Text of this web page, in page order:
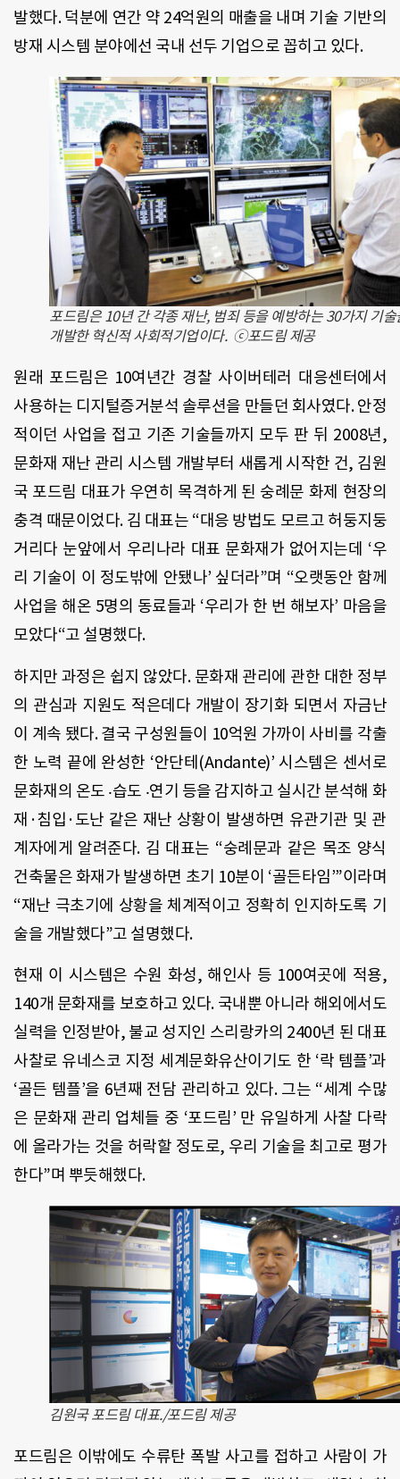
발했다. 덕분에 연간 약 24억원의 매출을 내며 기술 기반의
방재 시스템 분야에선 국내 선두 기업으로 꼽히고 있다.
포드림은 10년 간 각종 재난, 범죄 등을 예방하는 30가지 기술
개발한 혁신적 사회적기업이다. ⓒ포드림 제공
원래 포드림은 10여년간 경찰 사이버테러 대응센터에서
사용하는 디지털증거분석 솔루션을 만들던 회사였다. 안정
적이던 사업을 접고 기존 기술들까지 모두 판 뒤 2008년,
문화재 재난 관리 시스템 개발부터 새롭게 시작한 건, 김원
국 포드림 대표가 우연히 목격하게 된 숭례문 화제 현장의
충격 때문이었다. 김 대표는 “대응 방법도 모르고 허둥지둥
거리다 눈앞에서 우리나라 대표 문화재가 없어지는데 ‘우
리 기술이 이 정도밖에 안됐나’ 싶더라”며 “오랫동안 함께
사업을 해온 5명의 동료들과 ‘우리가 한 번 해보자’ 마음을
모았다“고 설명했다.
하지만 과정은 쉽지 않았다. 문화재 관리에 관한 대한 정부
의 관심과 지원도 적은데다 개발이 장기화 되면서 자금난
이 계속 됐다. 결국 구성원들이 10억원 가까이 사비를 각출
한 노력 끝에 완성한 ‘안단테(Andante)’ 시스템은 센서로
문화재의 온도 ‧습도 ‧연기 등을 감지하고 실시간 분석해 화
재·침입·도난 같은 재난 상황이 발생하면 유관기관 및 관
계자에게 알려준다. 김 대표는 “숭례문과 같은 목조 양식
건축물은 화재가 발생하면 초기 10분이 ‘골든타임’”이라며
“재난 극초기에 상황을 체계적이고 정확히 인지하도록 기
술을 개발했다”고 설명했다.
현재 이 시스템은 수원 화성, 해인사 등 100여곳에 적용,
140개 문화재를 보호하고 있다. 국내뿐 아니라 해외에서도
실력을 인정받아, 불교 성지인 스리랑카의 2400년 된 대표
사찰로 유네스코 지정 세계문화유산이기도 한 ‘락 템플’과
‘골든 템플’을 6년째 전담 관리하고 있다. 그는 “세계 수많
은 문화재 관리 업체들 중 ‘포드림’ 만 유일하게 사찰 다락
에 올라가는 것을 허락할 정도로, 우리 기술을 최고로 평가
한다”며 뿌듯해했다.
김원국 포드림 대표./포드림 제공
포드림은 이밖에도 수류탄 폭발 사고를 접하고 사람이 가